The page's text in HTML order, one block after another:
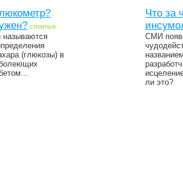
статья
называются
(глюкозы) в
Что за
СМИ
ли это?